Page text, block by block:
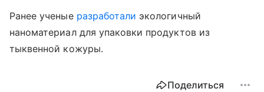
Ранее ученые разработали экологичный
наноматериал для упаковки продуктов из
тыквенной кожуры.
Поделиться